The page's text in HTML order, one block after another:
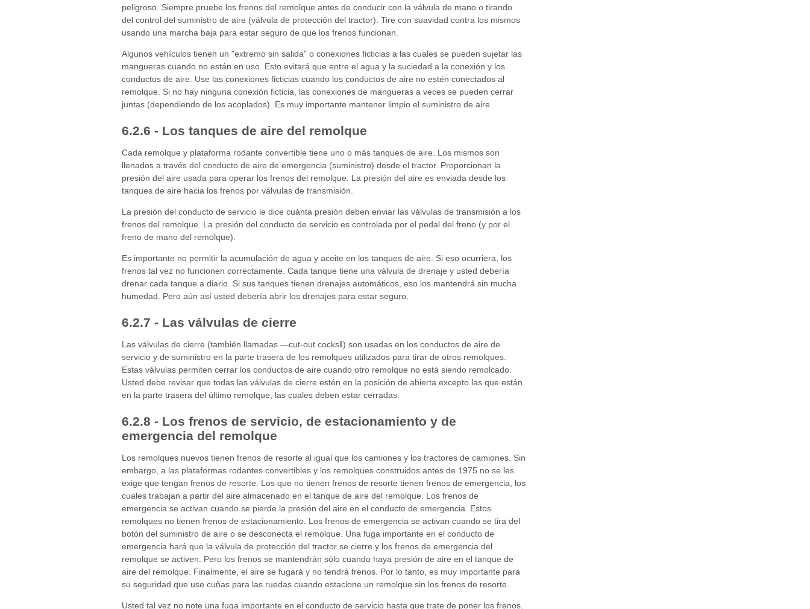
peligroso. Siempre pruebe los frenos del remolque antes de conducir con la válvula de mano o tirando
del control del suministro de aire (válvula de protección del tractor). Tire con suavidad contra los mismos
usando una marcha baja para estar seguro de que los frenos funcionan.
Algunos vehículos tienen un "extremo sin salida" o conexiones ficticias a las cuales se pueden sujetar las
mangueras cuando no están en uso. Esto evitará que entre el agua y la suciedad a la conexión y los
conductos de aire. Use las conexiones ficticias cuando los conductos de aire no estén conectados al
remolque. Si no hay ninguna conexión ficticia, las conexiones de mangueras a veces se pueden cerrar
juntas (dependiendo de los acoplados). Es muy importante mantener limpio el suministro de aire.
6.2.6 - Los tanques de aire del remolque
Cada remolque y plataforma rodante convertible tiene uno o más tanques de aire. Los mismos son
llenados a través del conducto de aire de emergencia (suministro) desde el tractor. Proporcionan la
presión del aire usada para operar los frenos del remolque. La presión del aire es enviada desde los
tanques de aire hacia los frenos por válvulas de transmisión.
La presión del conducto de servicio le dice cuánta presión deben enviar las válvulas de transmisión a los
frenos del remolque. La presión del conducto de servicio es controlada por el pedal del freno (y por el
freno de mano del remolque).
Es importante no permitir la acumulación de agua y aceite en los tanques de aire. Si eso ocurriera, los
frenos tal vez no funcionen correctamente. Cada tanque tiene una válvula de drenaje y usted debería
drenar cada tanque a diario. Si sus tanques tienen drenajes automáticos, eso los mantendrá sin mucha
humedad. Pero aún así usted debería abrir los drenajes para estar seguro.
6.2.7 - Las válvulas de cierre
Las válvulas de cierre (también llamadas ―cut-out cocks‖) son usadas en los conductos de aire de
servicio y de suministro en la parte trasera de los remolques utilizados para tirar de otros remolques.
Estas válvulas permiten cerrar los conductos de aire cuando otro remolque no está siendo remolcado.
Usted debe revisar que todas las válvulas de cierre estén en la posición de abierta excepto las que están
en la parte trasera del último remolque, las cuales deben estar cerradas.
6.2.8 - Los frenos de servicio, de estacionamiento y de
emergencia del remolque
Los remolques nuevos tienen frenos de resorte al igual que los camiones y los tractores de camiones. Sin
embargo, a las plataformas rodantes convertibles y los remolques construidos antes de 1975 no se les
exige que tengan frenos de resorte. Los que no tienen frenos de resorte tienen frenos de emergencia, los
cuales trabajan a partir del aire almacenado en el tanque de aire del remolque. Los frenos de
emergencia se activan cuando se pierde la presión del aire en el conducto de emergencia. Estos
remolques no tienen frenos de estacionamiento. Los frenos de emergencia se activan cuando se tira del
botón del suministro de aire o se desconecta el remolque. Una fuga importante en el conducto de
emergencia hará que la válvula de protección del tractor se cierre y los frenos de emergencia del
remolque se activen. Pero los frenos se mantendrán sólo cuando haya presión de aire en el tanque de
aire del remolque. Finalmente, el aire se fugará y no tendrá frenos. Por lo tanto, es muy importante para
su seguridad que use cuñas para las ruedas cuando estacione un remolque sin los frenos de resorte.
Usted tal vez no note una fuga importante en el conducto de servicio hasta que trate de poner los frenos.